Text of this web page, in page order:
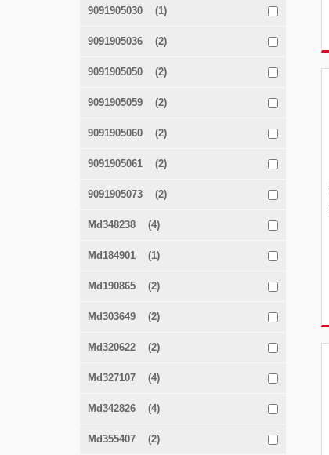
9091905030 (1)
9091905036 (2)
9091905050 (2)
9091905059 (2)
9091905060 (2)
9091905061 (2)
9091905073 (2)
Md348238 (4)
Md184901 (1)
Md190865 (2)
Md303649 (2)
Md320622 (2)
Md327107 (4)
Md342826 (4)
Md355407 (2)